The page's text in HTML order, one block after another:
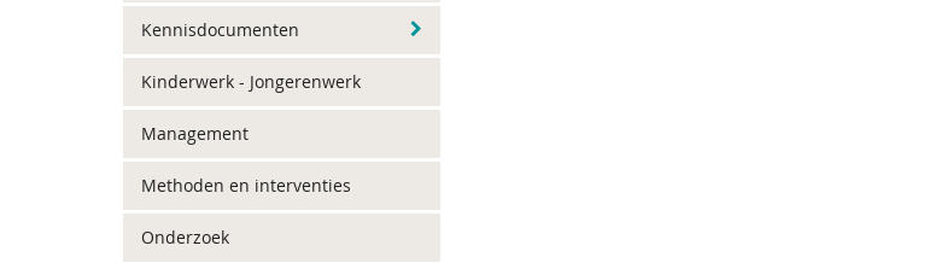
Kennisdocumenten
Kinderwerk - Jongerenwerk
Management
Methoden en interventies
Onderzoek